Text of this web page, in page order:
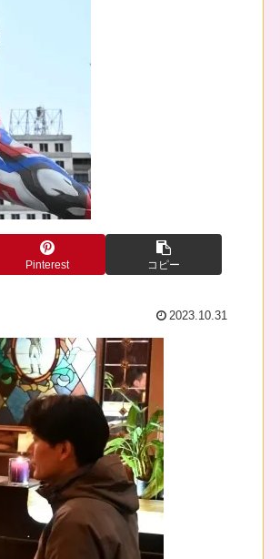
Pinterest コピー
2023.10.31